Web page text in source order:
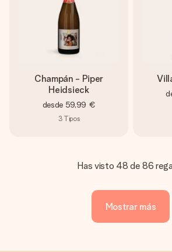
Champán - Piper
Heidsieck
desde 59,99 €
3 Tipos
Has visto 48 de 86
Mostrar más